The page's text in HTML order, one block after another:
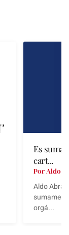
Es
cart...
Por Aldo
Aldo
orgá...